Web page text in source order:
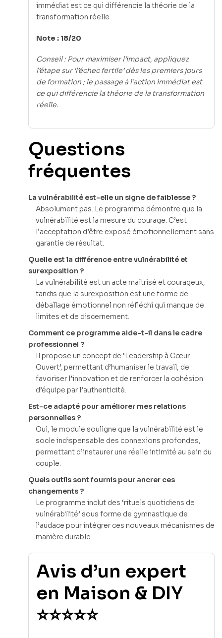
immédiat est ce qui différencie la théorie de la
transformation réelle.
Note : 18/20
Conseil : Pour maximiser l’impact, appliquez
l’étape sur ‘l’échec fertile’ dès les premiers jours
de formation ; le passage à l’action immédiat est
ce qui différencie la théorie de la transformation
réelle.
Questions
fréquentes
La vulnérabilité est-elle un signe de faiblesse ?
Absolument pas. Le programme démontre que la
vulnérabilité est la mesure du courage. C’est
l’acceptation d’être exposé émotionnellement sans
garantie de résultat.
Quelle est la différence entre vulnérabilité et
surexposition ?
La vulnérabilité est un acte maîtrisé et courageux,
tandis que la surexposition est une forme de
déballage émotionnel non réfléchi qui manque de
limites et de discernement.
Comment ce programme aide-t-il dans le cadre
professionnel ?
Il propose un concept de ‘Leadership à Cœur
Ouvert’, permettant d’humaniser le travail, de
favoriser l’innovation et de renforcer la cohésion
d’équipe par l’authenticité.
Est-ce adapté pour améliorer mes relations
personnelles ?
Oui, le module souligne que la vulnérabilité est le
socle indispensable des connexions profondes,
permettant d’instaurer une réelle intimité au sein du
couple.
Quels outils sont fournis pour ancrer ces
changements ?
Le programme inclut des ‘rituels quotidiens de
vulnérabilité’ sous forme de gymnastique de
l’audace pour intégrer ces nouveaux mécanismes de
manière durable.
Avis d’un expert
en Maison & DIY
⭐⭐⭐⭐⭐